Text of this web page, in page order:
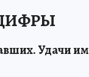
Удачи им